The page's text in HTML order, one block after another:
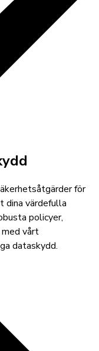
för
dina värdefulla
policyer,
vårt
dataskydd.